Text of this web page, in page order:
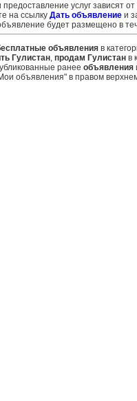
услуг зависят
на ссылку Дать объявлениеи
будет размещено в
объявленияв
Гулистан, продам Гулистанв
ранее объявления
объявления" в правом верхнем